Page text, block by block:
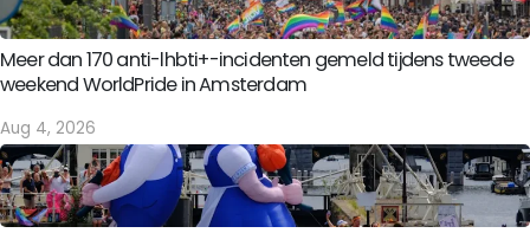
Meer dan 170 anti-lhbti+-incidenten gemeld tijdens tweede
weekend WorldPride in Amsterdam
Aug 4, 2026